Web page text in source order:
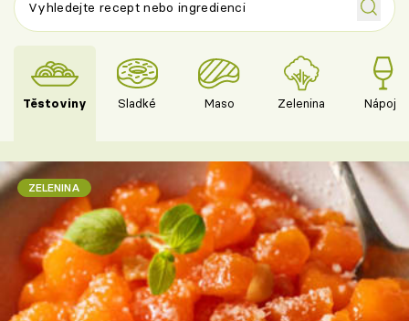
Těstoviny Sladké Maso Zelenina Nápoje
ZELENINA